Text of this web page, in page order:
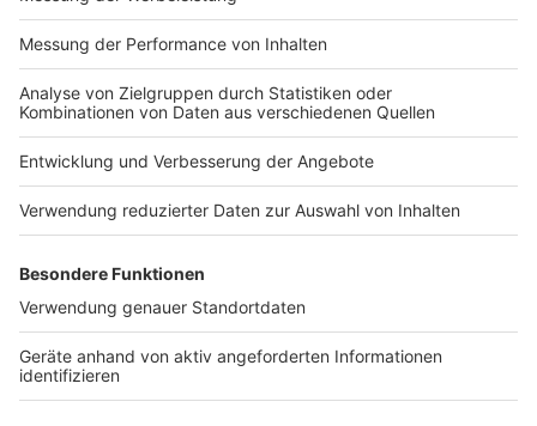
Impressum
Nutzungsbedingungen
Jobs
Presse
Werben
Archiv
ANTENNE BAYERN GROUP
Stiftung ANTENNE BAYERN
hilft
Kontakt
Studio-Hotline
Verkehrs-Hotline
Newsletter